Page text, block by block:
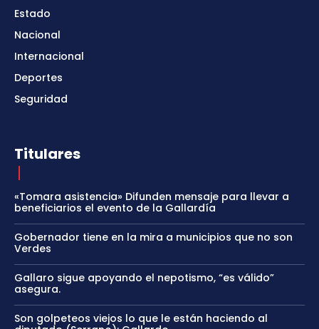
Estado
Nacional
Internacional
Deportes
Seguridad
Titulares
«Tomara asistencia» Difunden mensaje para llevar a
beneficiarios el evento de la Gallardía
Gobernador tiene en la mira a municipios que no son
Verdes
Gallaro sigue apoyando el nepotismo, “es válido”
asegura.
Son golpeteos viejos lo que le están haciendo al